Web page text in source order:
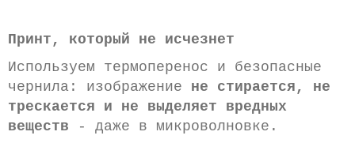
Принт, который не исчезнет
Используем термоперенос и безопасные
чернила: изображение не стирается, не
трескается и не выделяет вредных
веществ - даже в микроволновке.